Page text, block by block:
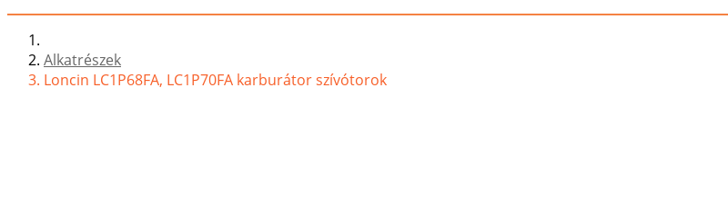
Alkatrészek
Loncin LC1P68FA, LC1P70FA karburátor szívótorok